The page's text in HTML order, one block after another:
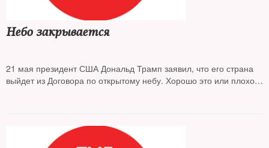
Небо закрывается
21 мая президент США Дональд Трамп заявил, что его страна
выйдет из Договора по открытому небу. Хорошо это или плохо